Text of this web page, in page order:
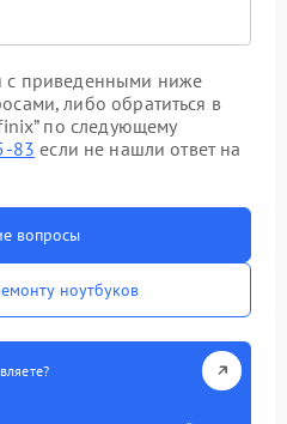
с приведенными ниже
либо обратиться в
по следующему
83 если не нашли ответ на
вопросы
ноутбуков